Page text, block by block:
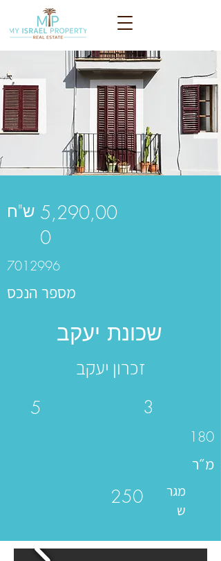
ש"ח 5,290,00
0
7012996
מספר הנכס
שכונת יעקב
זכרון יעקב
5 3
180
מ״ר
250
מגר
ש